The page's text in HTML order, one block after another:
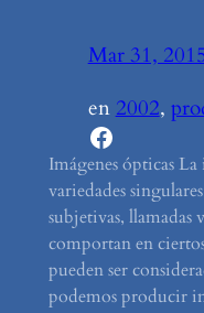
Mar 31,
en 2002,
Facebook
Imágenes ópticas
variedades
subjetivas, llamadas
comportan en
pueden ser
podemos producir